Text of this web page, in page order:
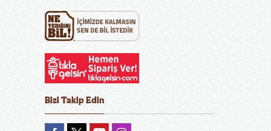
Bizi Takip Edin